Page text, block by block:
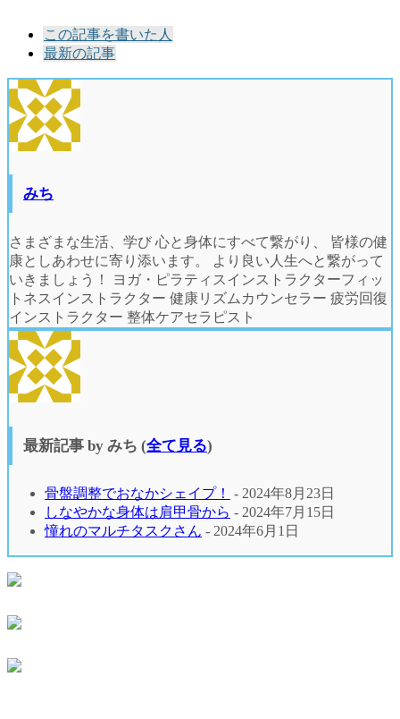
following
tabs
change
content
below.
この記事を書いた人
最新の記事
みち
さまざまな生活、学び 心と身体にすべて繋がり、 皆様の健
康としあわせに寄り添います。 より良い人生へと繋がって
いきましょう！ ヨガ・ピラティスインストラクターフィッ
トネスインストラクター 健康リズムカウンセラー 疲労回復
インストラクター 整体ケアセラピスト
最新記事 by みち (全て見る)
骨盤調整でおなかシェイプ！
- 2024年8月23日
しなやかな身体は肩甲骨から - 2024年7月15日
憧れのマルチタスクさん - 2024年6月1日